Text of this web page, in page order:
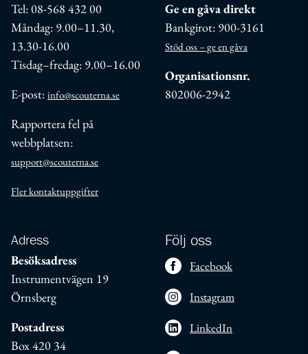
Tel: 08-568 432 00
Måndag: 9.00–11.30,
13.30-16.00
Tisdag–fredag: 9.00–16.00
E-post: info@scouterna.se
Rapportera fel på
webbplatsen:
support@scouterna.se
Fler kontaktuppgifter
Ge en gåva direkt
Bankgirot: 900-3161
Stöd oss – ge en gåva
Organisationsnr.
802006-2942
Adress
Besöksadress
Instrumentvägen 19
Örnsberg
Postadress
Box 420 34
Följ oss
Facebook
Instagram
LinkedIn